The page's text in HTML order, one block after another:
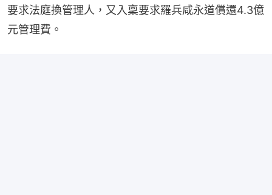
要求法庭換管理人，又入稟要求羅兵咸永道償還4.3億
元管理費。